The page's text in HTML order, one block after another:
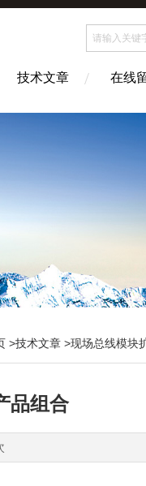
技术文章 在线
>技术文章 >现场总线模块
品组合